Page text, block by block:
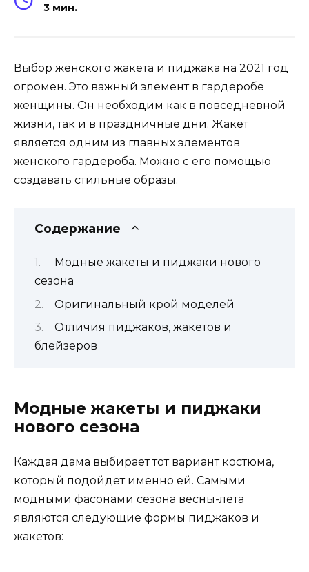
3 мин.
Выбор женского жакета и пиджака на 2021 год
огромен. Это важный элемент в гардеробе
женщины. Он необходим как в повседневной
жизни, так и в праздничные дни. Жакет
является одним из главных элементов
женского гардероба. Можно с его помощью
создавать стильные образы.
Содержание
Модные жакеты и пиджаки нового
сезона
Оригинальный крой моделей
Отличия пиджаков, жакетов и
блейзеров
Модные жакеты и пиджаки
нового сезона
Каждая дама выбирает тот вариант костюма,
который подойдет именно ей. Самыми
модными фасонами сезона весны-лета
являются следующие формы пиджаков и
жакетов: